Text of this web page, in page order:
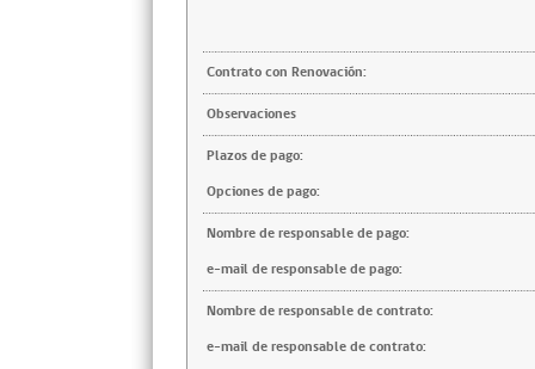
Contrato con Renovación:
Observaciones
Plazos de pago:
Opciones de pago:
Nombre de responsable de pago:
e-mail de responsable de pago:
Nombre de responsable de contrato:
e-mail de responsable de contrato: